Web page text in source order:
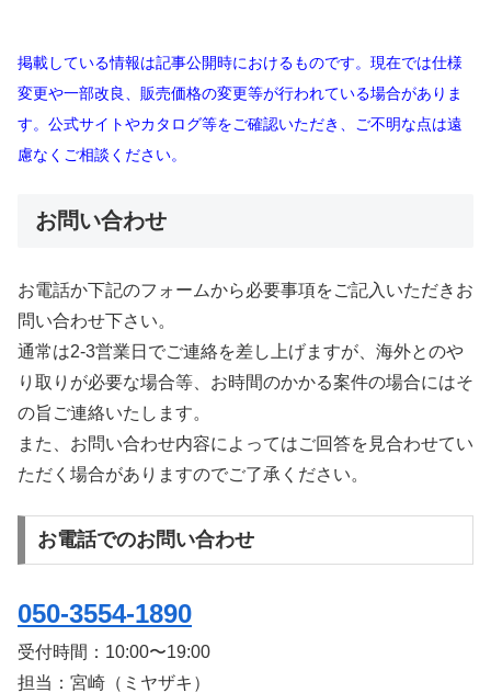
掲載している情報は記事公開時におけるものです。現在では仕様
変更や一部改良、販売価格の変更等が行われている場合がありま
す。公式サイトやカタログ等をご確認いただき、ご不明な点は遠
慮なくご相談ください。
お問い合わせ
お電話か下記のフォームから必要事項をご記入いただきお
問い合わせ下さい。
通常は2-3営業日でご連絡を差し上げますが、海外とのや
り取りが必要な場合等、お時間のかかる案件の場合にはそ
の旨ご連絡いたします。
また、お問い合わせ内容によってはご回答を見合わせてい
ただく場合がありますのでご了承ください。
お電話でのお問い合わせ
050-3554-1890
受付時間： 10:00〜19:00
担当：宮崎（ミヤザキ）